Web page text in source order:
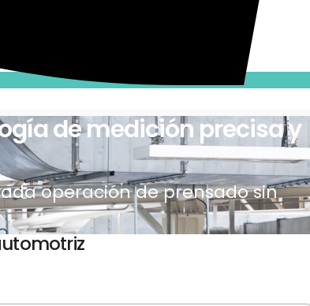
de medición precisa y
operación de prensado sin